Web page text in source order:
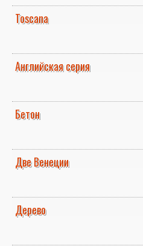
Toscana
Английская серия
Бетон
Две Венеции
Дерево